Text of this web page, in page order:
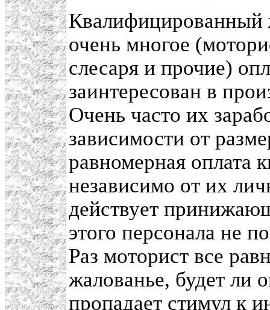
Квалифицированный
очень многое
слесаря и прочие)
заинтересован в
Очень часто их
зависимости от
равномерная оплата
независимо от их
действует
этого персонала не
Раз моторист все
жалованье, будет ли
пропадает стимул к